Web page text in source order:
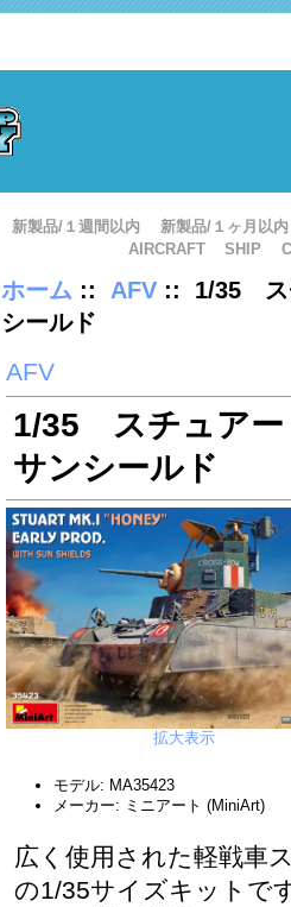
新製品/１週間以内
新製品/１ヶ月以内
AIRCRAFT
SHIP
ホーム :: AFV :: 1/35 ス
シールド
AFV
1/35 スチュアー
サンシールド
拡大表示
モデル: MA35423
メーカー: ミニアート (MiniArt)
広く使用された軽戦車
の1/35サイズキットで